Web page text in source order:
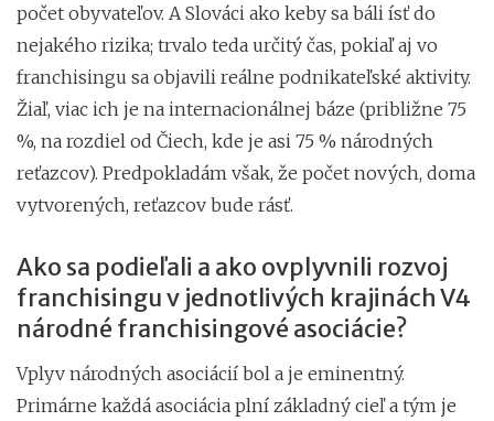
počet obyvateľov. A Slováci ako keby sa báli ísť do
nejakého rizika; trvalo teda určitý čas, pokiaľ aj vo
franchisingu sa objavili reálne podnikateľské aktivity.
Žiaľ, viac ich je na internacionálnej báze (približne 75
%, na rozdiel od Čiech, kde je asi 75 % národných
reťazcov). Predpokladám však, že počet nových, doma
vytvorených, reťazcov bude rásť.
Ako sa podieľali a ako ovplyvnili rozvoj
franchisingu v jednotlivých krajinách V4
národné franchisingové asociácie?
Vplyv národných asociácií bol a je eminentný.
Primárne každá asociácia plní základný cieľ a tým je